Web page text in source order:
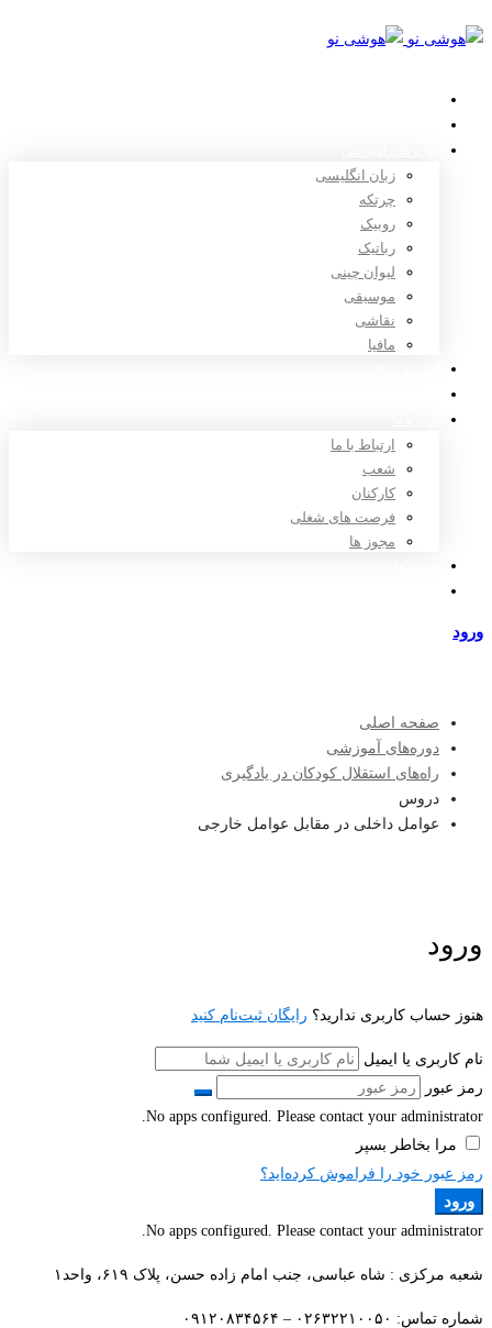
زبان انگلیسی
چرتکه
روبیک
رباتیک
لیوان چینی
موسیقی
نقاشی
مافیا
ارتباط با ما
شعب
کارکنان
فرصت های شغلی
مجوز ها
ورود
صفحه اصلی
دوره‌های آموزشی
راه‌های استقلال کودکان در یادگیری
دروس
عوامل داخلی در مقابل عوامل خارجی
ورود
هنوز حساب کاربری ندارید؟ رایگان ثبت‌نام کنید
نام کاربری یا ایمیل
رمز عبور
No apps configured. Please contact your administrator.
مرا بخاطر بسپر
رمز عبور خود را فراموش کرده‌اید؟
ورود
No apps configured. Please contact your administrator.
شعبه مرکزی : شاه عباسی، جنب امام زاده حسن، پلاک ۶۱۹، واحد۱​
شماره تماس: ۰۲۶۳۲۲۱۰۰۵۰ – ۰۹۱۲۰۸۳۴۵۶۴